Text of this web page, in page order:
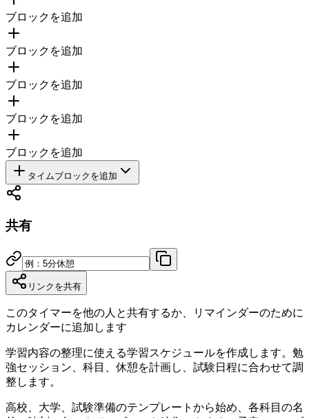
ブロックを追加
ブロックを追加
ブロックを追加
ブロックを追加
ブロックを追加
タイムブロックを追加
共有
リンクを共有
このタイマーを他の人と共有するか、リマインダーのために
カレンダーに追加します
学習内容の整理に使える学習スケジュールを作成します。勉
強セッション、科目、休憩を計画し、試験日程に合わせて調
整します。
高校、大学、試験準備のテンプレートから始め、各科目の名